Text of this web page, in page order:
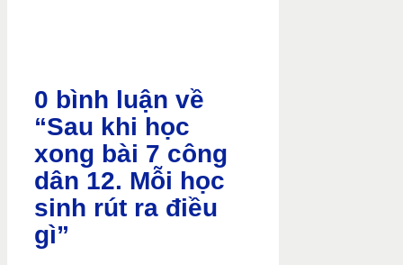
0 bình luận về
“Sau khi học
xong bài 7 công
dân 12. Mỗi học
sinh rút ra điều
gì”